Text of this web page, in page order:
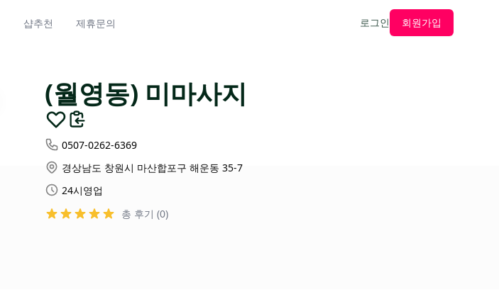
샵추천 제휴문의 로그인 회원가입
(월영동) 미마사지
0507-0262-6369
경상남도 창원시 마산합포구 해운동 35-7
24시영업
총 후기 (0)